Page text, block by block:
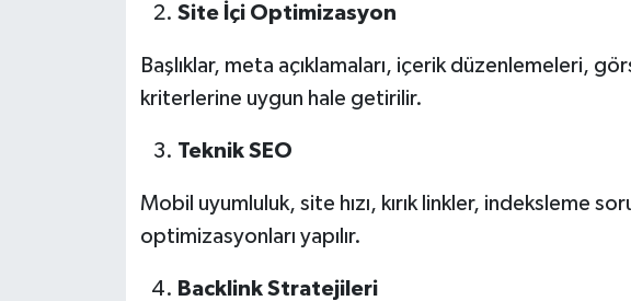
Site İçi Optimizasyon
Başlıklar, meta açıklamaları, içerik düzenlemeleri,
kriterlerine uygun hale getirilir.
Teknik SEO
Mobil uyumluluk, site hızı, kırık linkler, indeksleme
optimizasyonları yapılır.
Backlink Stratejileri